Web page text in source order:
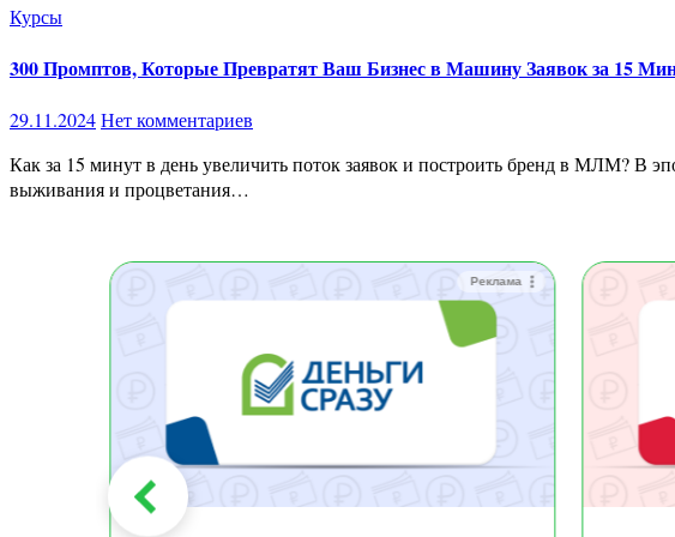
Курсы
300 Промптов, Которые Превратят Ваш Бизнес в Машину Заявок за 15
29.11.2024Нет комментариев
Как за 15 минут в день увеличить поток заявок и построить бренд в МЛМ? В эпоху цифровизации искусственный интеллект (ИИ) становится не просто трендом, а необходимостью для
выживания и процветания…
Реклама